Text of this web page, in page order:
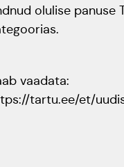
olulise panuse
vaadata:
tartu.ee/et/